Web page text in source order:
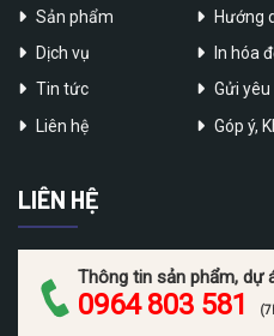
Sản phẩm
Dịch vụ
Tin tức
Liên hệ
Hướng
In hóa
Gửi
Góp ý,
LIÊN HỆ
Thông tin sản phẩm, dự
0964 803 581